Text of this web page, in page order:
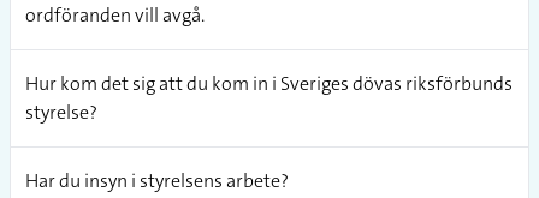
ordföranden vill avgå.
Hur kom det sig att du kom in i Sveriges dövas riksförbunds
styrelse?
Har du insyn i styrelsens arbete?